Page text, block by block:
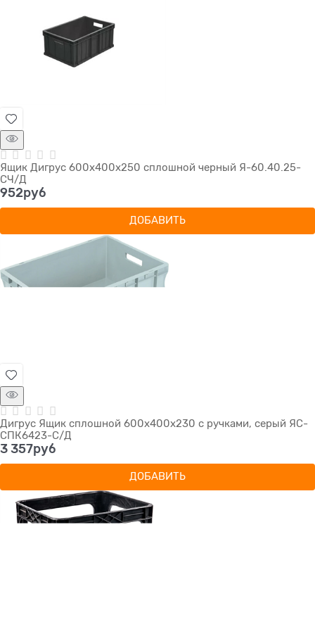
Ящик Дигрус 600х400х250 сплошной черный Я-60.40.25-
СЧ/Д
952руб
ДОБАВИТЬ
Дигрус Ящик сплошной 600х400х230 с ручками, серый ЯС-
СПК6423-С/Д
3 357руб
ДОБАВИТЬ